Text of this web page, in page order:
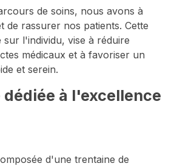
de soins, nous avons à
rassurer nos patients. Cette
l'individu, vise à réduire
médicaux et à favoriser un
et serein.
dédiée à l'excellence
d'une trentaine de